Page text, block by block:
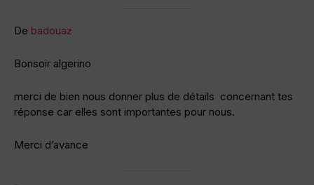
De badouaz
Bonsoir algerino
merci de bien nous donner plus de détails concernant tes
réponse car elles sont importantes pour nous.
Merci d’avance